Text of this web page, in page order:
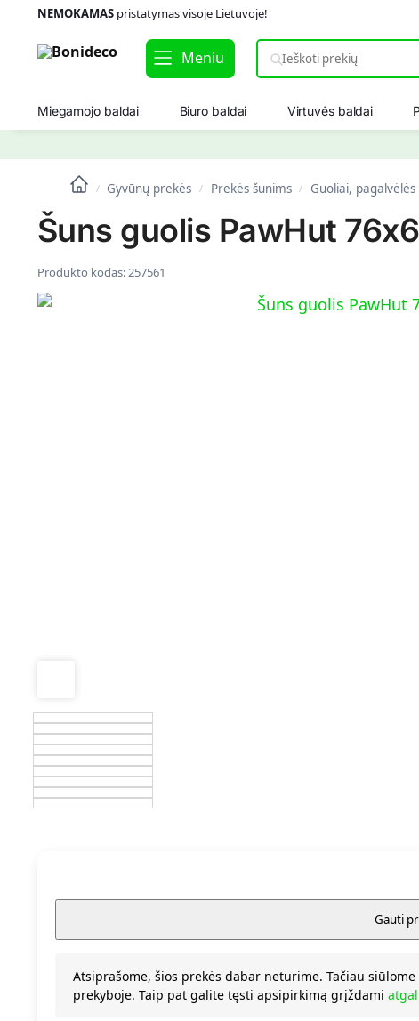
NEMOKAMASpristatymas visoje Lietuvoje!
Meniu
Miegamojo baldai Biuro baldai Virtuvės baldai
/ Gyvūnų prekės / Prekės šunims / Guoliai, pagalvėlės
Šuns guolis PawHut
Produkto kodas:257561
Atsiprašome, šios prekės dabar neturime. Tačiau
prekyboje. Taip pat galite tęsti apsipirkimą grįždami atgal